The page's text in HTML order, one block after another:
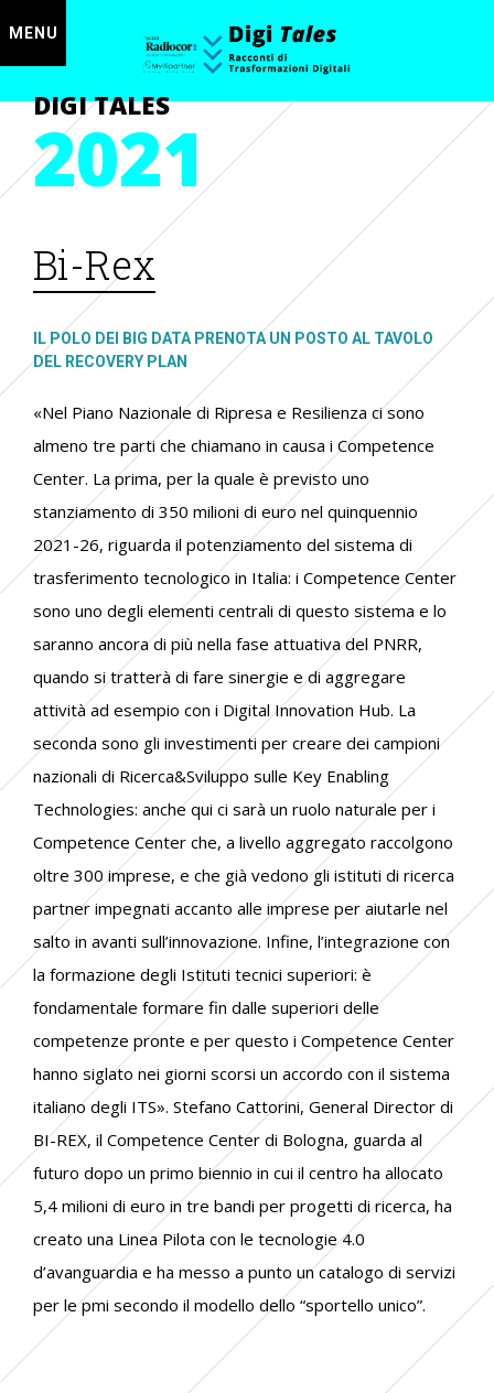
MENU
DIGI TALES
2021
Bi-Rex
IL POLO DEI BIG DATA PRENOTA UN POSTO AL TAVOLO
DEL RECOVERY PLAN
«Nel Piano Nazionale di Ripresa e Resilienza ci sono
almeno tre parti che chiamano in causa i Competence
Center. La prima, per la quale è previsto uno
stanziamento di 350 milioni di euro nel quinquennio
2021-26, riguarda il potenziamento del sistema di
trasferimento tecnologico in Italia: i Competence Center
sono uno degli elementi centrali di questo sistema e lo
saranno ancora di più nella fase attuativa del PNRR,
quando si tratterà di fare sinergie e di aggregare
attività ad esempio con i Digital Innovation Hub. La
seconda sono gli investimenti per creare dei campioni
nazionali di Ricerca&Sviluppo sulle Key Enabling
Technologies: anche qui ci sarà un ruolo naturale per i
Competence Center che, a livello aggregato raccolgono
oltre 300 imprese, e che già vedono gli istituti di ricerca
partner impegnati accanto alle imprese per aiutarle nel
salto in avanti sull’innovazione. Infine, l’integrazione con
la formazione degli Istituti tecnici superiori: è
fondamentale formare fin dalle superiori delle
competenze pronte e per questo i Competence Center
hanno siglato nei giorni scorsi un accordo con il sistema
italiano degli ITS». Stefano Cattorini, General Director di
BI-REX, il Competence Center di Bologna, guarda al
futuro dopo un primo biennio in cui il centro ha allocato
5,4 milioni di euro in tre bandi per progetti di ricerca, ha
creato una Linea Pilota con le tecnologie 4.0
d’avanguardia e ha messo a punto un catalogo di servizi
per le pmi secondo il modello dello “sportello unico”.